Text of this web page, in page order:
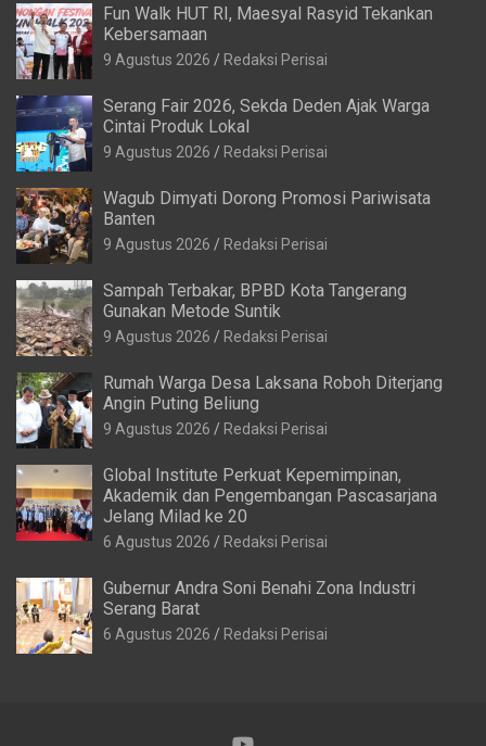
Fun Walk HUT RI, Maesyal Rasyid Tekankan
Kebersamaan
9 Agustus 2026 Redaksi Perisai
Serang Fair 2026, Sekda Deden Ajak Warga
Cintai Produk Lokal
9 Agustus 2026 Redaksi Perisai
Wagub Dimyati Dorong Promosi Pariwisata
Banten
9 Agustus 2026 Redaksi Perisai
Sampah Terbakar, BPBD Kota Tangerang
Gunakan Metode Suntik
9 Agustus 2026 Redaksi Perisai
Rumah Warga Desa Laksana Roboh Diterjang
Angin Puting Beliung
9 Agustus 2026 Redaksi Perisai
Global Institute Perkuat Kepemimpinan,
Akademik dan Pengembangan Pascasarjana
Jelang Milad ke 20
6 Agustus 2026 Redaksi Perisai
Gubernur Andra Soni Benahi Zona Industri
Serang Barat
6 Agustus 2026 Redaksi Perisai